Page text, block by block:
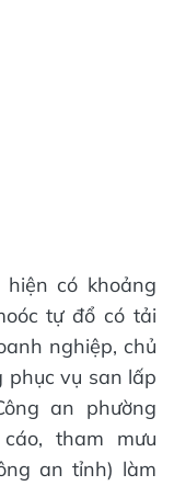
có khoảng
tự đổ có tải
nghiệp, chủ
phục vụ san lấp
an phường
tham mưu
an tỉnh) làm